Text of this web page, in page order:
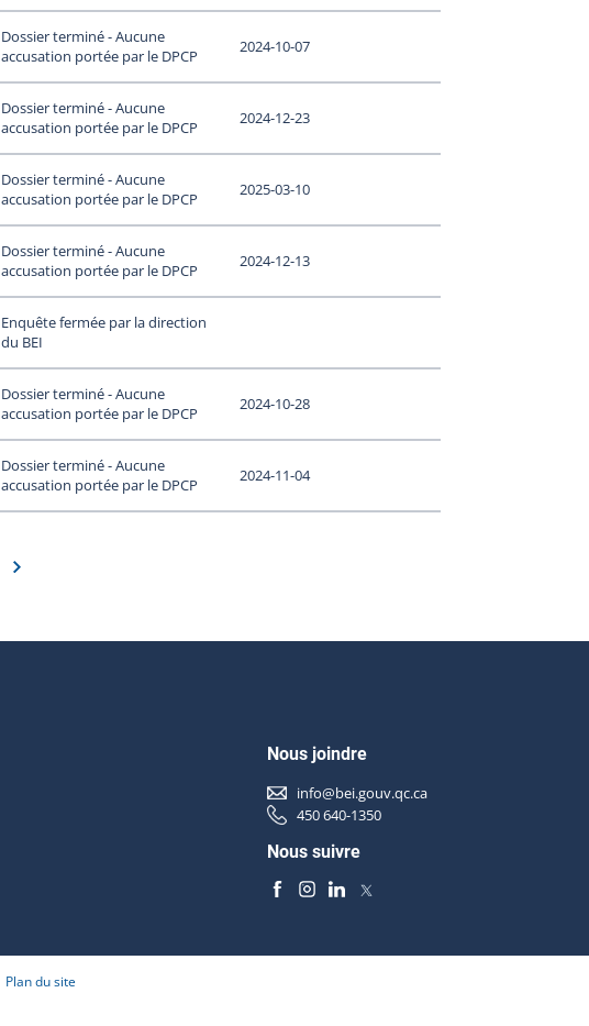
Dossier terminé - Aucune
accusation portée par le DPCP
2024-10-07
Dossier terminé - Aucune
accusation portée par le DPCP
2024-12-23
Dossier terminé - Aucune
accusation portée par le DPCP
2025-03-10
Dossier terminé - Aucune
accusation portée par le DPCP
2024-12-13
Enquête fermée par la direction
du BEI
Dossier terminé - Aucune
accusation portée par le DPCP
2024-10-28
Dossier terminé - Aucune
accusation portée par le DPCP
2024-11-04
Nous joindre
info@bei.gouv.qc.ca
450 640-1350
Nous suivre
Plan du site